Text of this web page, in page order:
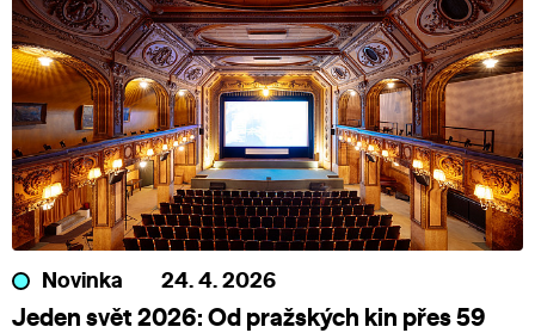
Novinka 24. 4. 2026
Jeden svět 2026: Od pražských kin přes 59